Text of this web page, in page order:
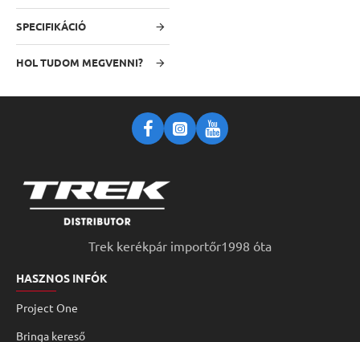
SPECIFIKÁCIÓ
HOL TUDOM MEGVENNI?
Trek kerékpár importőr1998 óta
HASZNOS INFÓK
Project One
Bringa kereső